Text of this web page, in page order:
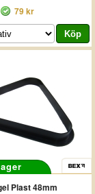
79 kr
Plast 48mm